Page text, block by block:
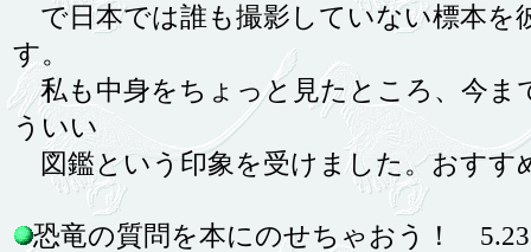
で日本では誰も撮影していない標本を
す。
私も中身をちょっと見たところ、今ま
ういい
図鑑という印象を受けました。おすす
恐竜の質問を本にのせちゃおう！